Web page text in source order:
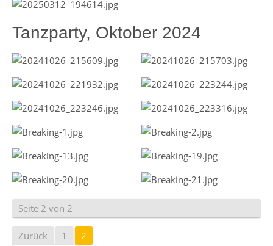
Tanzparty, Oktober 2024
Seite 2 von 2
Zurück 1 2